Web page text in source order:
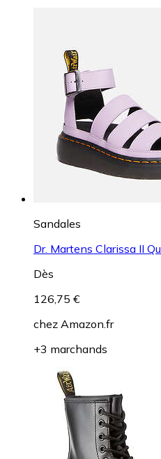
Sandales
Dr. Martens Clarissa II
Dès
126,75 €
chez Amazon.fr
+3 marchands